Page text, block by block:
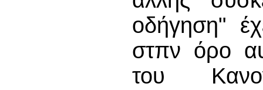
οδήγηση"
στπν όρο
του